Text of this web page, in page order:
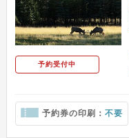
予約受付中
予約券の印刷： 不要